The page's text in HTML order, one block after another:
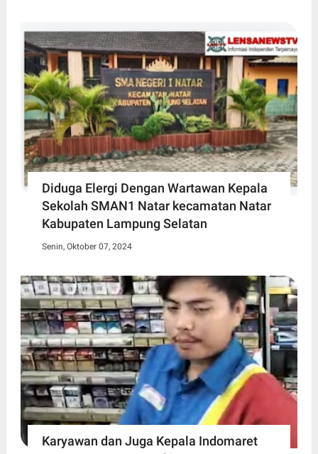
Diduga Elergi Dengan Wartawan Kepala
Sekolah SMAN1 Natar kecamatan Natar
Kabupaten Lampung Selatan
Senin, Oktober 07, 2024
Karyawan dan Juga Kepala Indomaret